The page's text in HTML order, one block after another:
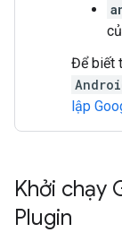
Để biết
lập
Khởi chạy
Plugin